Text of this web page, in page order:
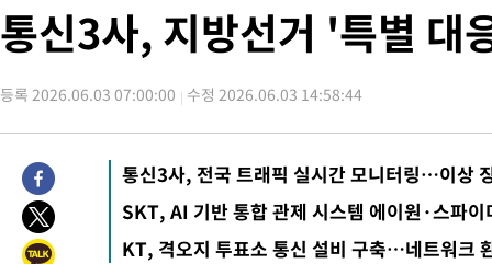
-11063초 전 >[속보]삼성전자·SK하이닉스 동반 강보합…1%대 상승 출발
-11017초 전 >[속보]코스피, 6300선 재탈환…1.09% 오른 6365.07 개장
-8182초 전 >시리아 다마스쿠스 교외에서 미니버스 폭발.. 14명 부상, 3명은
-7480초 전 >
입추에도 극한더위…서울 낮 39도 '폭염중대경보'
-2444초 전 >
이란, 호르무즈서 "적국 목표물들"과 대치로 남부 케슘섬에서
례 큰 폭발음
-31519초 전 >
[속보]종합특검, '계엄 수용공간 확보' 신용해 前교정본부장
-30392초 전 >
외신들도 주목한 韓축구 파문…"국민적 공분에 수사 재개"
통신3사, 지방선거 '특별
등록 2026.06.03 07:00:00 수정 2026.06.03 14:58:44
통신3사, 전국 트래픽 실시간 모니터링…이상
SKT, AI 기반 통합 관제 시스템 에이원·스파이
KT, 격오지 투표소 통신 설비 구축…네트워크